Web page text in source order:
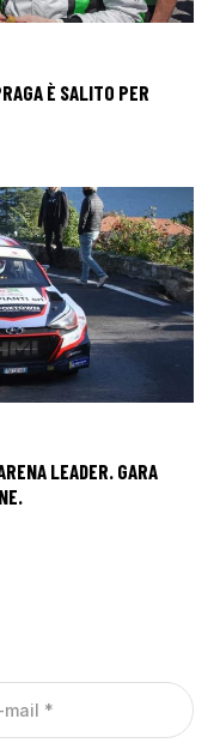
È SALITO PER
LEADER. GARA